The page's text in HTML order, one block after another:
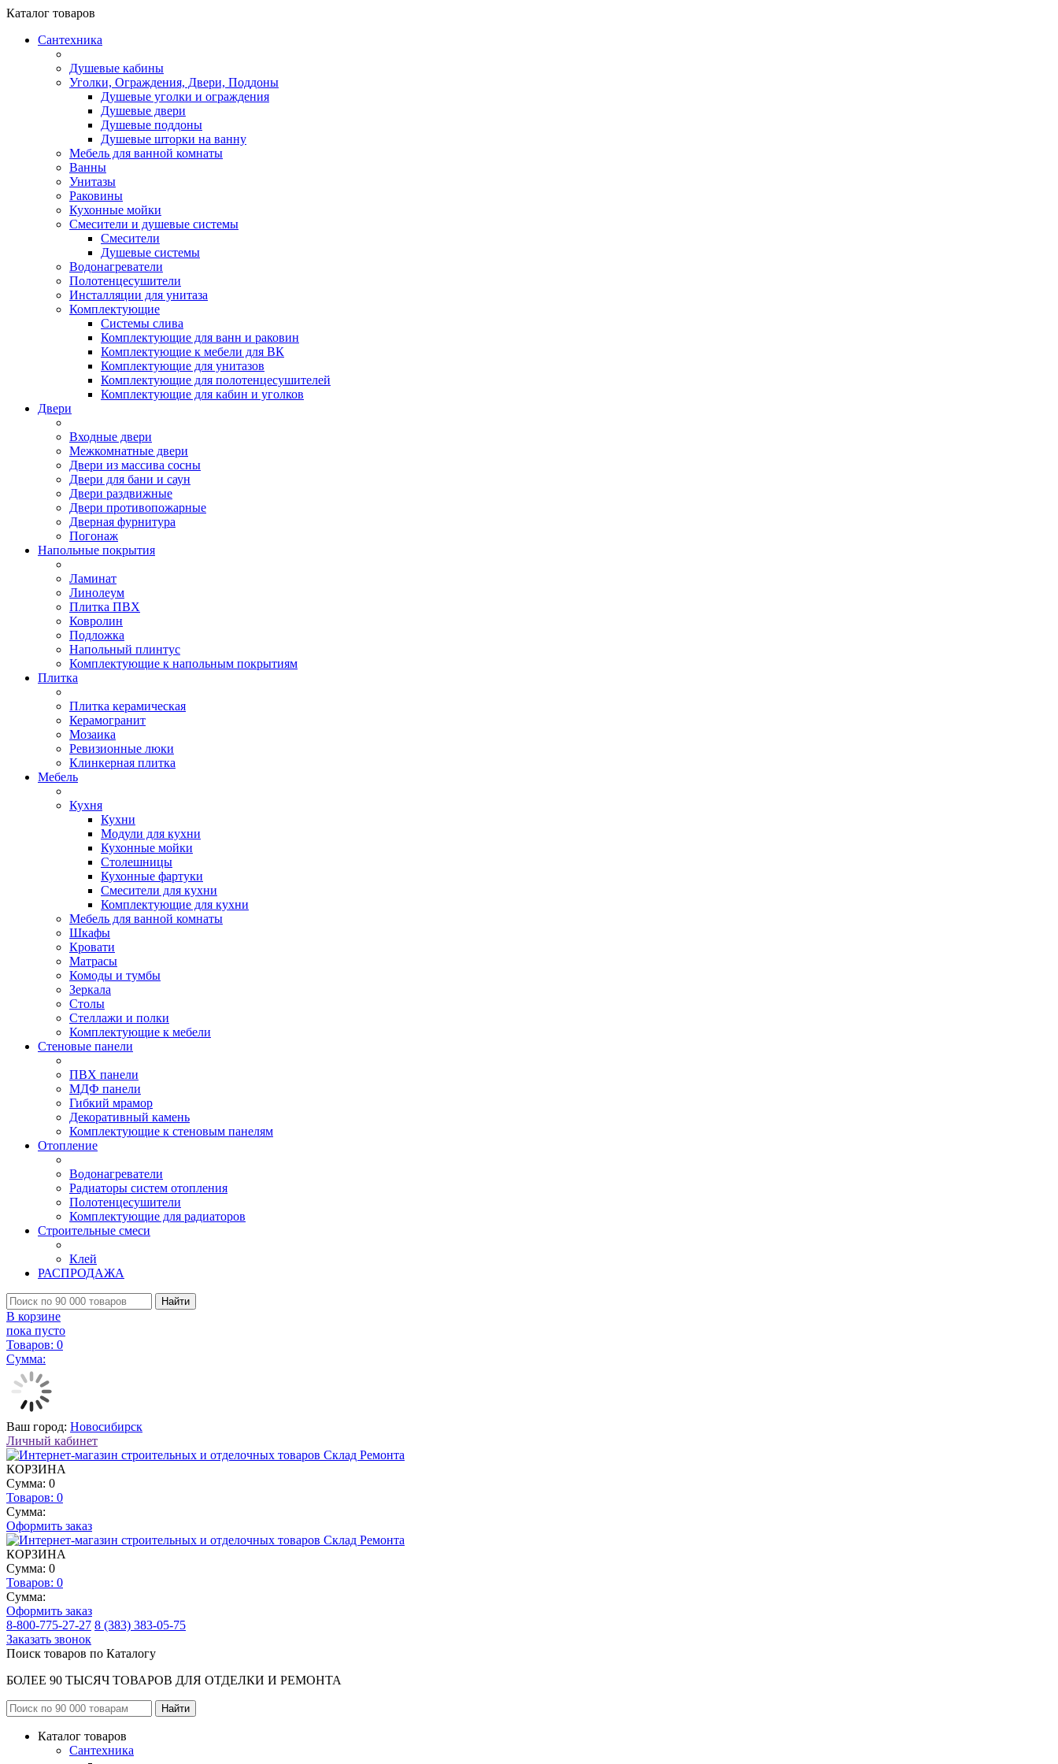
Каталог товаров
Сантехника
Душевые кабины
Уголки, Ограждения, Двери, Поддоны
Душевые уголки и ограждения
Душевые двери
Душевые поддоны
Душевые шторки на ванну
Мебель для ванной комнаты
Ванны
Унитазы
Раковины
Кухонные мойки
Смесители и душевые системы
Смесители
Душевые системы
Водонагреватели
Полотенцесушители
Инсталляции для унитаза
Комплектующие
Системы слива
Комплектующие для ванн и раковин
Комплектующие к мебели для ВК
Комплектующие для унитазов
Комплектующие для полотенцесушителей
Комплектующие для кабин и уголков
Двери
Входные двери
Межкомнатные двери
Двери из массива сосны
Двери для бани и саун
Двери раздвижные
Двери противопожарные
Дверная фурнитура
Погонаж
Напольные покрытия
Ламинат
Линолеум
Плитка ПВХ
Ковролин
Подложка
Напольный плинтус
Комплектующие к напольным покрытиям
Плитка
Плитка керамическая
Керамогранит
Мозаика
Ревизионные люки
Клинкерная плитка
Мебель
Кухня
Кухни
Модули для кухни
Кухонные мойки
Столешницы
Кухонные фартуки
Смесители для кухни
Комплектующие для кухни
Мебель для ванной комнаты
Шкафы
Кровати
Матрасы
Комоды и тумбы
Зеркала
Столы
Стеллажи и полки
Комплектующие к мебели
Стеновые панели
ПВХ панели
МДФ панели
Гибкий мрамор
Декоративный камень
Комплектующие к стеновым панелям
Отопление
Водонагреватели
Радиаторы систем отопления
Полотенцесушители
Комплектующие для радиаторов
Строительные смеси
Клей
РАСПРОДАЖА
Найти
В корзине
пока пусто
Товаров: 0
Сумма:
Ваш город: Новосибирск
Личный кабинет
КОРЗИНА
Сумма: 0
Товаров: 0
Сумма:
Оформить заказ
КОРЗИНА
Сумма: 0
Товаров: 0
Сумма:
Оформить заказ
8-800-775-27-27 8 (383) 383-05-75
Заказать звонок
Поиск товаров по Каталогу
БОЛЕЕ 90 ТЫСЯЧ ТОВАРОВ ДЛЯ ОТДЕЛКИ И РЕМОНТА
Каталог товаров
Сантехника